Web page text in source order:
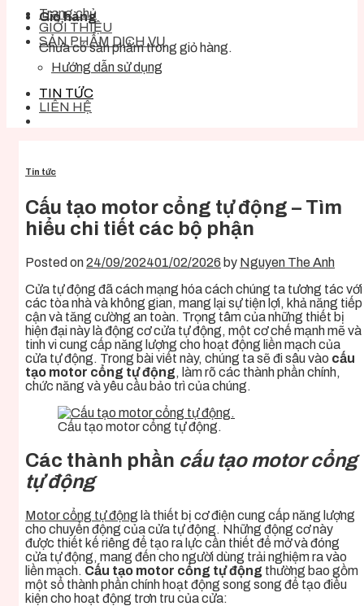
Giỏ hàng
Chưa có sản phẩm trong giỏ hàng.
Trang chủ
GIỚI THIỆU
SẢN PHẨM DỊCH VỤ
Hướng dẫn sử dụng
TIN TỨC
LIÊN HỆ
Tin tức
Cấu tạo motor cổng tự động – Tìm
hiểu chi tiết các bộ phận
Posted on24/09/202401/02/2026 by Nguyen The Anh
Cửa tự động đã cách mạng hóa cách chúng ta tương tác với
các tòa nhà và không gian, mang lại sự tiện lợi, khả năng tiếp
cận và tăng cường an toàn. Trọng tâm của những thiết bị
hiện đại này là động cơ cửa tự động, một cơ chế mạnh mẽ và
tinh vi cung cấp năng lượng cho hoạt động liền mạch của
cửa tự động. Trong bài viết này, chúng ta sẽ đi sâu vào cấu
tạo motor cổng tự động, làm rõ các thành phần chính,
chức năng và yêu cầu bảo trì của chúng.
Cấu tạo motor cổng tự động.
Các thành phần cấu tạo motor cổng
tự động
Motor cổng tự động là thiết bị cơ điện cung cấp năng lượng
cho chuyển động của cửa tự động. Những động cơ này
được thiết kế riêng để tạo ra lực cần thiết để mở và đóng
cửa tự động, mang đến cho người dùng trải nghiệm ra vào
liền mạch. Cấu tạo motor cổng tự động thường bao gồm
một số thành phần chính hoạt động song song để tạo điều
kiện cho hoạt động trơn tru của cửa: